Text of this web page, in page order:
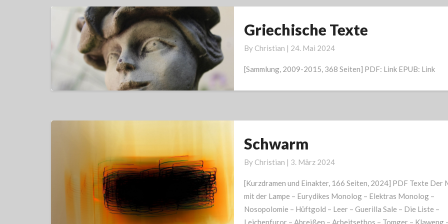
Griechische
Griechische Texte
By Christian | 24. Mai 2024
[Sammlung, 2009-2015, 368 Seiten] PDF: Link EPUB: Link
Schwarm
Schwarm
By Christian | 3. März 2024
[Kurzdramen und Einakter, 166 Seiten, 2024] PDF Texte Der
mit der Lampe – Eurydikes Monolog – Elektras Monolog –
Nosopolomie – Hüftgold – Leer – Guerilla Sale – Die Liste –
Leichenfuror – Abreißen – Arbeitsethos – Tomger – Klaweng